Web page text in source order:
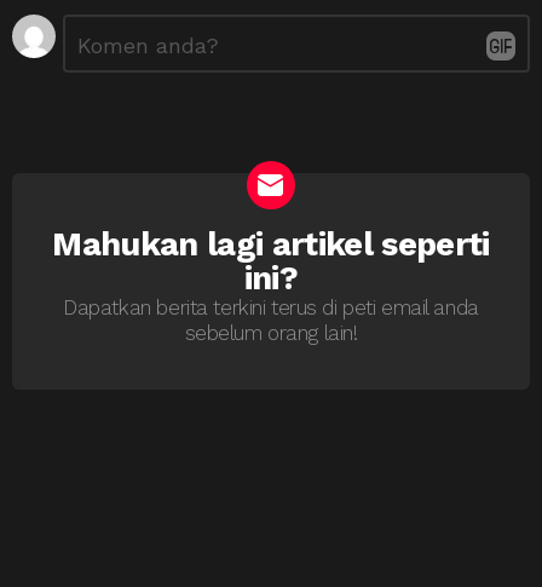
Tinggalkan
Balasan
NEWSLETTER
Mahukan lagi artikel seperti
ini?
Dapatkan berita terkini terus di peti email anda
sebelum orang lain!